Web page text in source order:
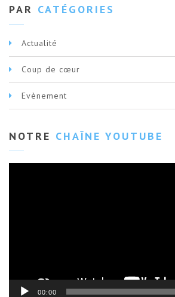
PAR CATÉGORIES
Actualité
Coup de cœur
Evènement
NOTRE CHAÎNE YOUTUBE
00:00